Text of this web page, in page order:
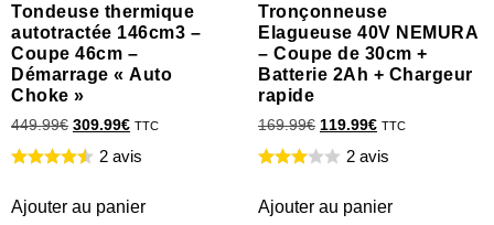
Tondeuse thermique
autotractée 146cm3 –
Coupe 46cm –
Démarrage « Auto
Choke »
449.99€ 309.99€ TTC
2 avis
Ajouter au panier
Tronçonneuse
Elagueuse 40V NEMURA
– Coupe de 30cm +
Batterie 2Ah + Chargeur
rapide
169.99€ 119.99€ TTC
2 avis
Ajouter au panier